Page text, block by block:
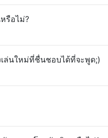
รือไม่?
ล่นใหม่ที่ชื่นชอบได้ที่จะพูด;)